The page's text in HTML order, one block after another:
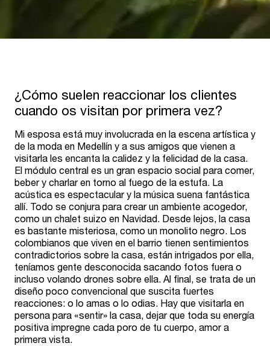
¿Cómo suelen reaccionar los clientes
cuando os visitan por primera vez?
Mi esposa está muy involucrada en la escena artística y
de la moda en Medellín y a sus amigos que vienen a
visitarla les encanta la calidez y la felicidad de la casa.
El módulo central es un gran espacio social para comer,
beber y charlar en torno al fuego de la estufa. La
acústica es espectacular y la música suena fantástica
allí. Todo se conjura para crear un ambiente acogedor,
como un chalet suizo en Navidad. Desde lejos, la casa
es bastante misteriosa, como un monolito negro. Los
colombianos que viven en el barrio tienen sentimientos
contradictorios sobre la casa, están intrigados por ella,
teníamos gente desconocida sacando fotos fuera o
incluso volando drones sobre ella. Al final, se trata de un
diseño poco convencional que suscita fuertes
reacciones: o lo amas o lo odias. Hay que visitarla en
persona para «sentir» la casa, dejar que toda su energía
positiva impregne cada poro de tu cuerpo, amor a
primera vista.